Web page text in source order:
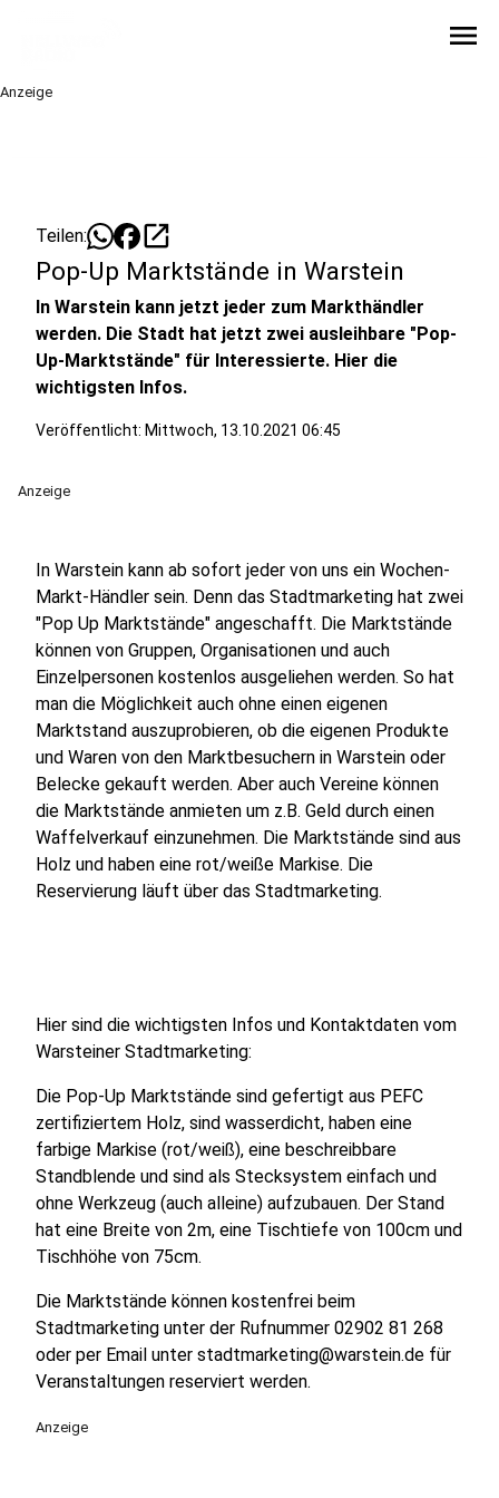
menu
Anzeige
Teilen: open_in_new
Pop-Up Marktstände in Warstein
In Warstein kann jetzt jeder zum Markthändler
werden. Die Stadt hat jetzt zwei ausleihbare "Pop-
Up-Marktstände" für Interessierte. Hier die
wichtigsten Infos.
Veröffentlicht: Mittwoch, 13.10.2021 06:45
Anzeige
In Warstein kann ab sofort jeder von uns ein Wochen-
Markt-Händler sein. Denn das Stadtmarketing hat zwei
"Pop Up Marktstände" angeschafft. Die Marktstände
können von Gruppen, Organisationen und auch
Einzelpersonen kostenlos ausgeliehen werden. So hat
man die Möglichkeit auch ohne einen eigenen
Marktstand auszuprobieren, ob die eigenen Produkte
und Waren von den Marktbesuchern in Warstein oder
Belecke gekauft werden. Aber auch Vereine können
die Marktstände anmieten um z.B. Geld durch einen
Waffelverkauf einzunehmen. Die Marktstände sind aus
Holz und haben eine rot/weiße Markise. Die
Reservierung läuft über das Stadtmarketing.
Hier sind die wichtigsten Infos und Kontaktdaten vom
Warsteiner Stadtmarketing:
Die Pop-Up Marktstände sind gefertigt aus PEFC
zertifiziertem Holz, sind wasserdicht, haben eine
farbige Markise (rot/weiß), eine beschreibbare
Standblende und sind als Stecksystem einfach und
ohne Werkzeug (auch alleine) aufzubauen. Der Stand
hat eine Breite von 2m, eine Tischtiefe von 100cm und
Tischhöhe von 75cm.
Die Marktstände können kostenfrei beim
Stadtmarketing unter der Rufnummer 02902 81 268
oder per Email unter stadtmarketing@warstein.de für
Veranstaltungen reserviert werden.
Anzeige